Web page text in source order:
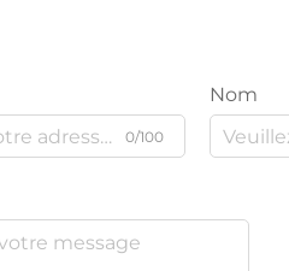
0/100
Nom